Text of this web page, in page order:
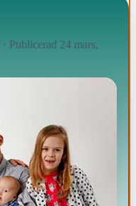
· Publicerad 24 mars,